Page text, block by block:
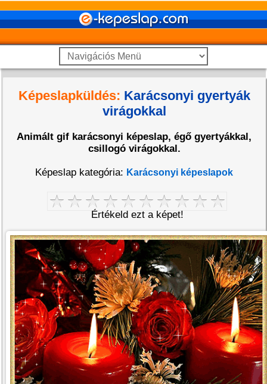
Képeslapküldés: Karácsonyi gyertyák
virágokkal
Animált gif karácsonyi képeslap, égő gyertyákkal,
csillogó virágokkal.
Képeslap kategória: Karácsonyi képeslapok
Értékeld ezt a képet!